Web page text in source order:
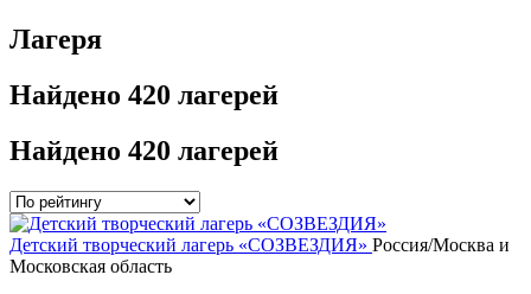
Лагеря
Найдено 420 лагерей
Найдено 420 лагерей
Детский творческий лагерь «СОЗВЕЗДИЯ» Россия/Москва и
Московская область